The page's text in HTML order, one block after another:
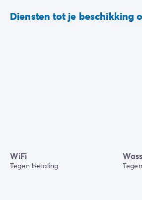
Diensten tot je beschikking
WiFi
Tegen betaling